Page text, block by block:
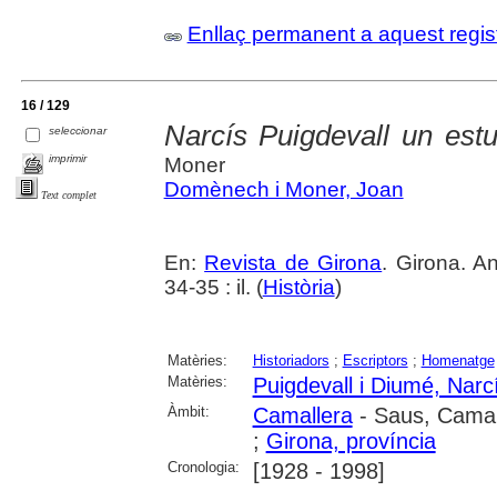
Enllaç permanent a aquest
16 / 129
seleccionar
imprimir
Text complet
Narcís Puigdevall un
Moner
Domènech i Moner, Joan
En: Revista de Girona. Girona.
34-35 : il. (Història)
Matèries: Historiadors ; Escriptors ; Homenatge
Matèries:
Puigdevall i Diumé,
Àmbit: Camallera- Saus,
; Girona, província
Cronologia: [1928 - 1998]